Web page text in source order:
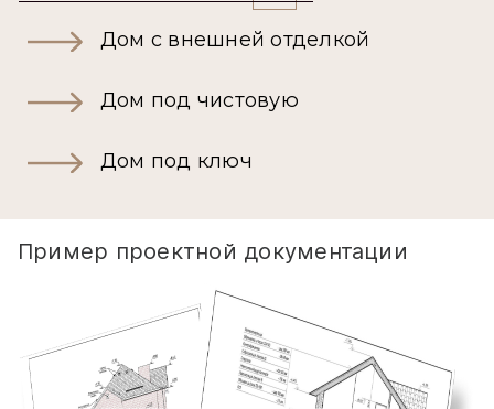
Дом с внешней отделкой
Дом под чистовую
Дом под ключ
Пример проектной документации